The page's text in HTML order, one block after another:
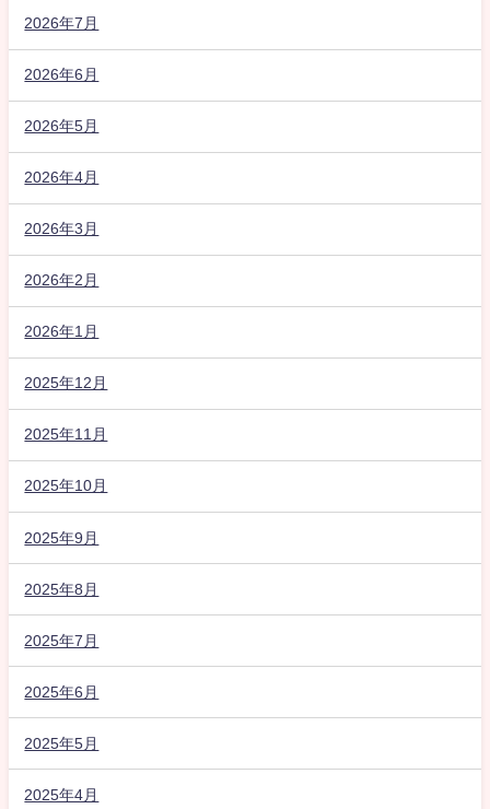
2026年7月
2026年6月
2026年5月
2026年4月
2026年3月
2026年2月
2026年1月
2025年12月
2025年11月
2025年10月
2025年9月
2025年8月
2025年7月
2025年6月
2025年5月
2025年4月